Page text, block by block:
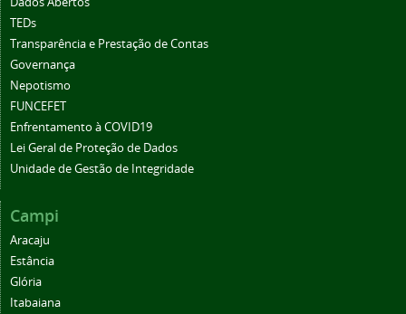
TEDs
Transparência e Prestação de Contas
Governança
Nepotismo
FUNCEFET
Enfrentamento à COVID19
Lei Geral de Proteção de Dados
Unidade de Gestão de Integridade
Campi
Aracaju
Estância
Glória
Itabaiana